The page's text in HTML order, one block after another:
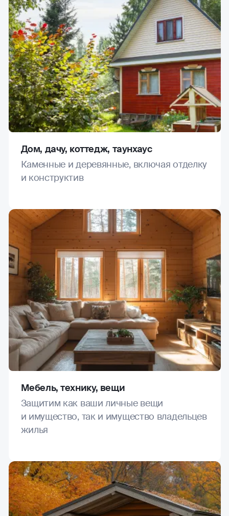
Дом, дачу, коттедж, таунхаус
Каменные и деревянные, включая отделку
и конструктив
Мебель, технику, вещи
Защитим как ваши личные вещи
и имущество, так и имущество владельцев
жилья